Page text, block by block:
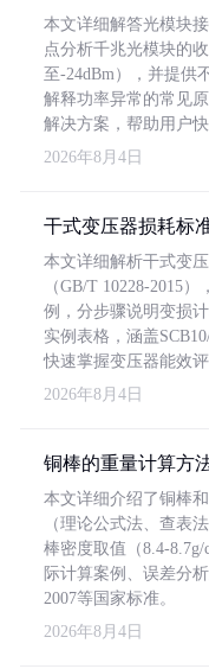
本文详细解答光模块
点分析千兆光模块的
至-24dBm），并提供
解释功率异常的常见
解决方案，帮助用户
2026年8月4日
干式变压器损耗标
本文详细解析干式变
（GB/T 10228-2015
例，分步骤说明变损
实例表格，涵盖
快速掌握变压器能效评
2026年8月4日
铜棒的重量计算方
本文详细介绍了铜棒
（理论公式法、查表
棒密度取值（8.4-
际计算案例、误差分
2007等国家标准。
2026年8月4日